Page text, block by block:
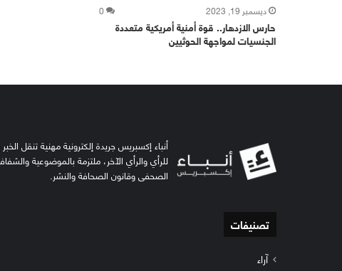
ديسمبر 19, 2023 0
حارس الازدهار.. قوة أمنية أمريكية متعددة
الجنسيات لمواجهة الحوثيين
أنباء إكسبريس جريدة إلكترونية مهنية تنقل
للرأي والرأي الآخر، ملتزمة بالموضوعية
الصحفي وقانون الصحافة والنشر.
تصنيفات
آراء